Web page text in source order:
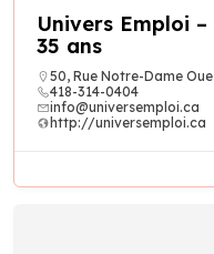
Univers Emploi
35 ans
50, Rue Notre-Dame
418-314-0404
info@universemploi.ca
http://universemploi.ca